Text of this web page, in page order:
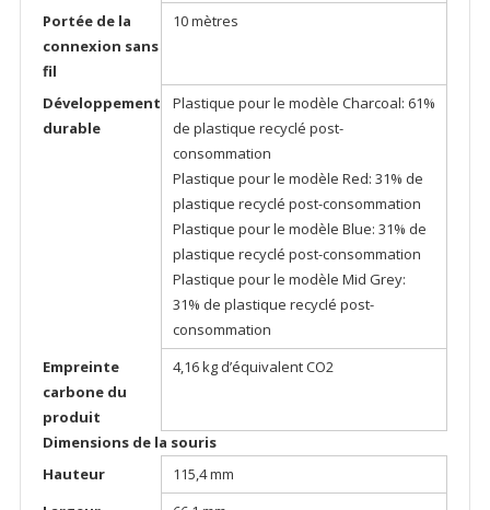
Portée de la
connexion sans
fil
10 mètres
Développement
durable
Plastique pour le modèle Charcoal: 61%
de plastique recyclé post-
consommation
Plastique pour le modèle Red: 31% de
plastique recyclé post-consommation
Plastique pour le modèle Blue: 31% de
plastique recyclé post-consommation
Plastique pour le modèle Mid Grey:
31% de plastique recyclé post-
consommation
Empreinte
carbone du
produit
4,16 kg d’équivalent CO2
Dimensions de la souris
Hauteur
115,4 mm